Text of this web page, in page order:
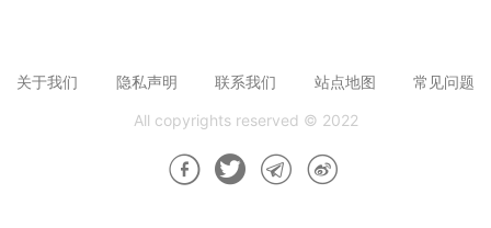
关于我们 隐私声明 联系我们 站点地图 常见问题
All copyrights reserved © 2022